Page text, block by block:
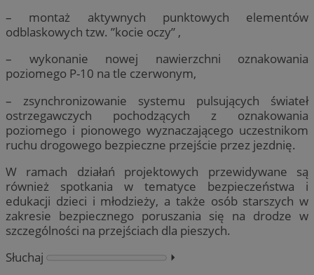
– montaż aktywnych punktowych elementów
odblaskowych tzw. ”kocie oczy” ,
– wykonanie nowej nawierzchni oznakowania
poziomego P-10 na tle czerwonym,
– zsynchronizowanie systemu pulsujących świateł
ostrzegawczych pochodzących z oznakowania
poziomego i pionowego wyznaczającego uczestnikom
ruchu drogowego bezpieczne przejście przez jezdnię.
W ramach działań projektowych przewidywane są
również spotkania w tematyce bezpieczeństwa i
edukacji dzieci i młodzieży, a także osób starszych w
zakresie bezpiecznego poruszania się na drodze w
szczególności na przejściach dla pieszych.
Słuchaj
⏵︎